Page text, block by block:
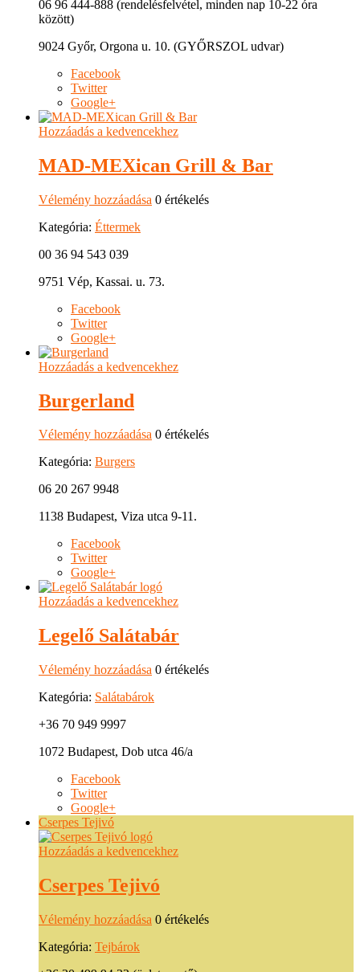
06 96 444-888 (rendelésfelvétel, minden nap 10-22 óra
között)
9024 Győr, Orgona u. 10. (GYŐRSZOL udvar)
Facebook
Twitter
Google+
Hozzáadás a kedvencekhez
MAD-MEXican Grill & Bar
Vélemény hozzáadása 0 értékelés
Kategória: Éttermek
00 36 94 543 039
9751 Vép, Kassai. u. 73.
Facebook
Twitter
Google+
Hozzáadás a kedvencekhez
Burgerland
Vélemény hozzáadása 0 értékelés
Kategória: Burgers
06 20 267 9948
1138 Budapest, Viza utca 9-11.
Facebook
Twitter
Google+
Hozzáadás a kedvencekhez
Legelő Salátabár
Vélemény hozzáadása 0 értékelés
Kategória: Salátabárok
+36 70 949 9997
1072 Budapest, Dob utca 46/a
Facebook
Twitter
Google+
Cserpes Tejivó
Hozzáadás a kedvencekhez
Cserpes Tejivó
Vélemény hozzáadása 0 értékelés
Kategória: Tejbárok